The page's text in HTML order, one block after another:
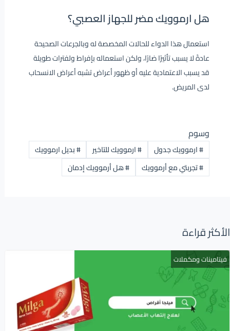
هل ارموويك مضر للجهاز العصبي؟
استعمال هذا الدواء للحالات المخصصة له وبالجرعات الصحيحة
عادةً لا يسبب تأثيرًا ضارًا، ولكن استعماله بإفراط ولفترات طويلة
قد يسبب الاعتمادية عليه أو ظهور أعراض تشبه أعراض الانسحاب
لدى المريض.
وسوم
#ارموويك جدول #ارموويك للتاخير #بديل ارموويك
#تجربتي مع أرموويك #هل أرموويك إدمان
الأكثر قراءة
فيتامينات ومكملات